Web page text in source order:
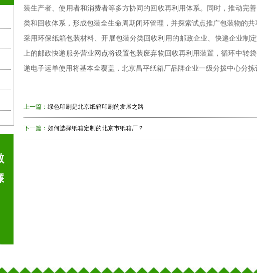
装生产者、使用者和消费者等多方协同的回收再利用体系。同时，推动完
类和回收体系，形成包装全生命周期闭环管理，并探索试点推广包装物的共
采用环保纸箱包装材料、开展包装分类回收利用的邮政企业、快递企业制
上的邮政快递服务营业网点将设置包装废弃物回收再利用装置，循环中转
递电子运单使用将基本全覆盖，北京昌平纸箱厂品牌企业一级分拨中心分拣
上一篇： 绿色印刷是北京纸箱印刷的发展之路
下一篇： 如何选择纸箱定制的北京市纸箱厂？